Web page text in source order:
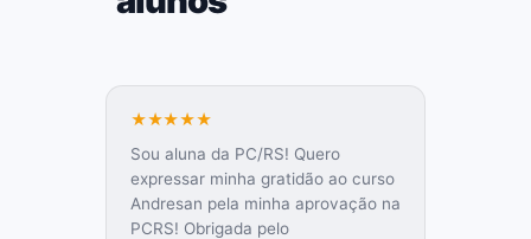
★★★★★
Sou aluna da PC/RS! Quero
expressar minha gratidão ao curso
Andresan pela minha aprovação na
PCRS! Obrigada pelo